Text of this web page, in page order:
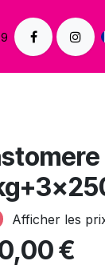
Afficher les
€